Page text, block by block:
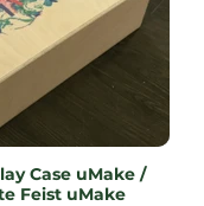
Case uMake /
Feist uMake